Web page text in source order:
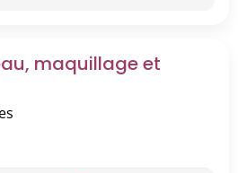
maquillage et